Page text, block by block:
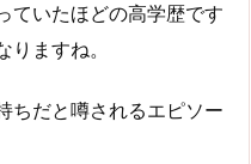
ていたほどの高学歴です
ますね。
ちだと噂されるエピソー